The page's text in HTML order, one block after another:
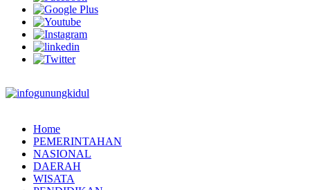
Home
PEMERINTAHAN
NASIONAL
DAERAH
WISATA